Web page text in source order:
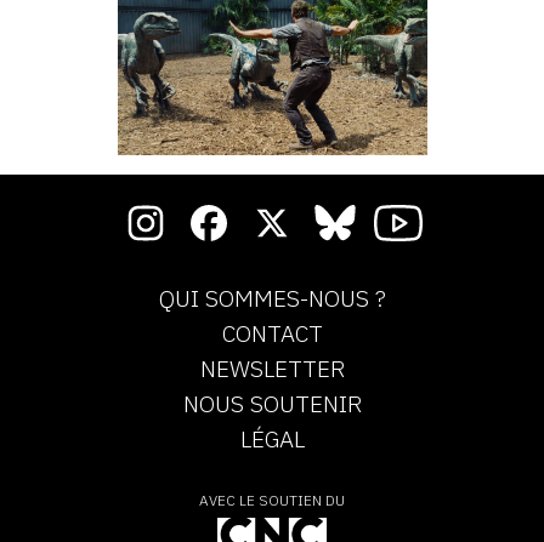
QUI SOMMES-NOUS ?
CONTACT
NEWSLETTER
NOUS SOUTENIR
LÉGAL
AVEC LE SOUTIEN DU